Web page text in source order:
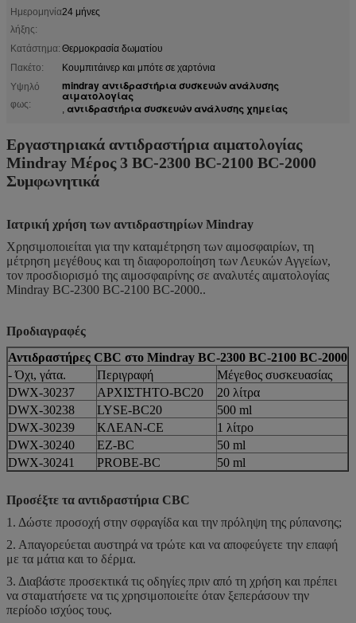
Ημερομηνία
λήξης:
24 μήνες
Κατάστημα: Θερμοκρασία δωματίου
Πακέτο:
Κουμπιτάινερ και μπότε σε χαρτόνια
Υψηλό
φως:
mindray αντιδραστήρια συσκευών ανάλυσης
αιματολογίας
, αντιδραστήρια συσκευών ανάλυσης χημείας
Εργαστηριακά αντιδραστήρια αιματολογίας
Mindray Μέρος 3 BC-2300 BC-2100 BC-2000
Συμφωνητικά
Ιατρική χρήση των αντιδραστηρίων Mindray
Χρησιμοποιείται για την καταμέτρηση των αιμοσφαιρίων, τη
μέτρηση μεγέθους και τη διαφοροποίηση των Λευκών Αγγείων,
τον προσδιορισμό της αιμοσφαιρίνης σε αναλυτές αιματολογίας
Mindray BC-2300 BC-2100 BC-2000..
Προδιαγραφές
Αντιδραστήρες CBC στο Mindray BC-2300 BC-2100 BC-2000
- Όχι, γάτα.
Περιγραφή
Μέγεθος συσκευασίας
DWX-30237
ΑΡΧΙΣΤΗΤΟ-BC20
20 λίτρα
DWX-30238
LYSE-BC20
500 ml
DWX-30239
ΚΛΕΑΝ-CE
1 λίτρο
DWX-30240
EZ-BC
50 ml
DWX-30241
PROBE-BC 50 ml
Προσέξτε τα αντιδραστήρια CBC
1. Δώστε προσοχή στην σφραγίδα και την πρόληψη της ρύπανσης;
2. Απαγορεύεται αυστηρά να τρώτε και να αποφεύγετε την επαφή
με τα μάτια και το δέρμα.
3. Διαβάστε προσεκτικά τις οδηγίες πριν από τη χρήση και πρέπει
να σταματήσετε να τις χρησιμοποιείτε όταν ξεπεράσουν την
περίοδο ισχύος τους.